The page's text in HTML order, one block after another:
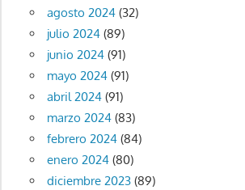
agosto 2024(32)
julio 2024(89)
junio 2024(91)
mayo 2024(91)
abril 2024(91)
marzo 2024(83)
febrero 2024(84)
enero 2024(80)
diciembre 2023(89)